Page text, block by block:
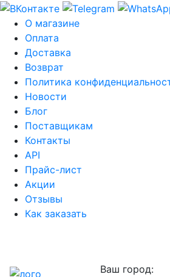
О магазине
Оплата
Доставка
Возврат
Политика
Новости
Блог
Поставщикам
Контакты
API
Прайс-лист
Акции
Отзывы
Как заказать
Ваш город: